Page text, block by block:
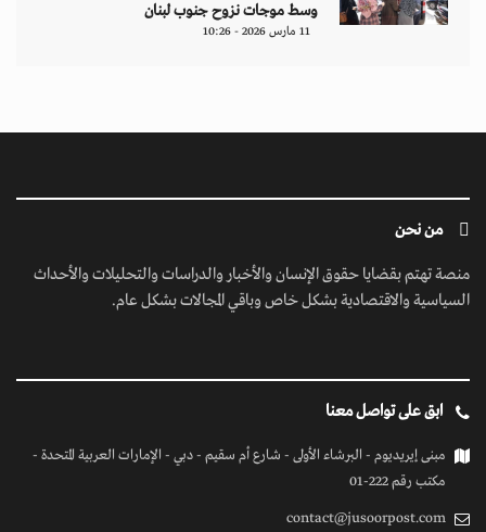
وسط موجات نزوح جنوب لبنان
11 مارس 2026 - 10:26
من نحن
منصة تهتم بقضايا حقوق الإنسان والأخبار والدراسات والتحليلات والأحداث
السياسية والاقتصادية بشكل خاص وباقي المجالات بشكل عام.
ابق على تواصل معنا
مبنى إيريديوم - البرشاء الأولى - شارع أم سقيم - دبي - الإمارات العربية المتحدة -
مكتب رقم 222-01
contact@jusoorpost.com